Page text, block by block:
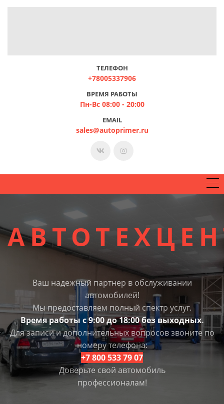
ТЕЛЕФОН
+78005337906
ВРЕМЯ РАБОТЫ
Пн-Вс 08:00 - 20:00
EMAIL
sales@autoprimer.ru
Ваш надежный партнер в обслуживании
автомобилей!
Мы предоставляем полный спектр услуг.
Время работы с 9:00 до 18:00 без выходных.
Для записи и дополнительных вопросов звоните по
номеру телефона:
+7 800 533 79 07
Доверьте свой автомобиль
профессионалам!